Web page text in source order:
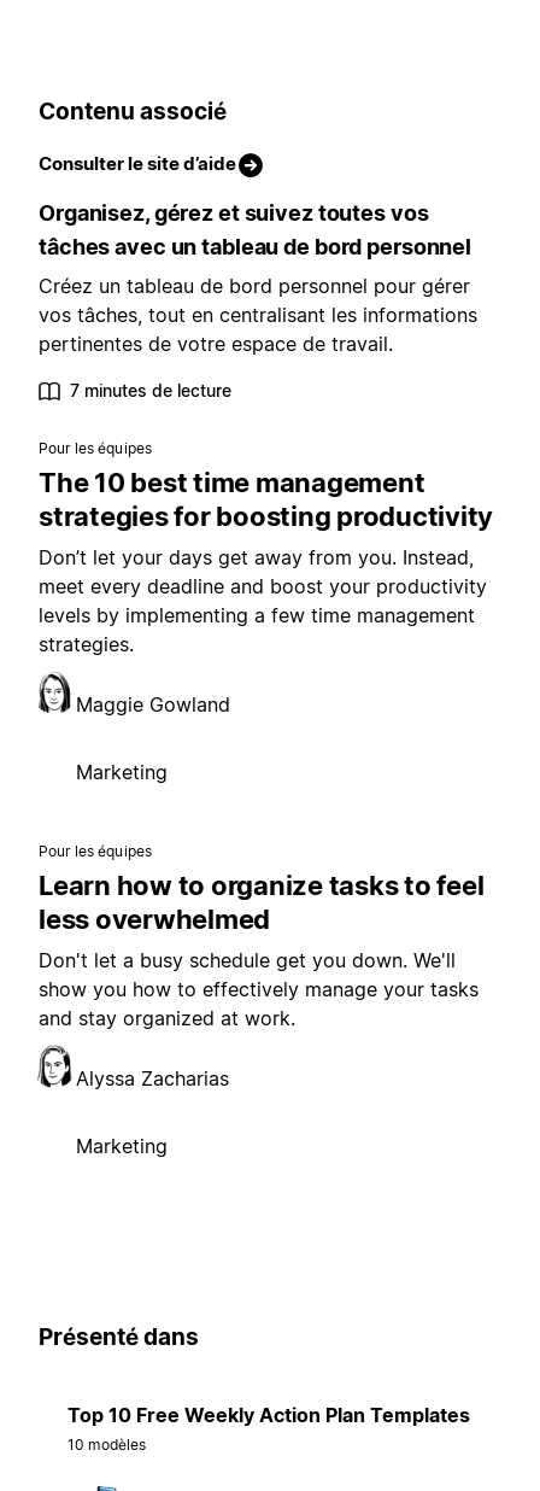
Contenu associé
Consulter le site d’aide
Organisez, gérez et suivez toutes vos
tâches avec un tableau de bord personnel
Créez un tableau de bord personnel pour gérer
vos tâches, tout en centralisant les informations
pertinentes de votre espace de travail.
7 minutes de lecture
Pour les équipes
The 10 best time management
strategies for boosting productivity
Don’t let your days get away from you. Instead,
meet every deadline and boost your productivity
levels by implementing a few time management
strategies.
Maggie Gowland
Marketing
Pour les équipes
Learn how to organize tasks to feel
less overwhelmed
Don't let a busy schedule get you down. We'll
show you how to effectively manage your tasks
and stay organized at work.
Alyssa Zacharias
Marketing
Présenté dans
Top 10 Free Weekly Action Plan Templates
10 modèles